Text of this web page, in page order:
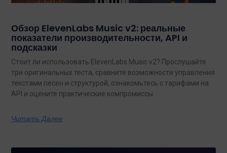
Обзор ElevenLabs Music v2: реальные
показатели производительности, API и
подсказки
Стоит ли использовать ElevenLabs Music v2? Прослушайте
три оригинальных теста, сравните возможности управления
текстами песен и структурой, ознакомьтесь с тарифами на
API и оцените практические компромиссы.
Читать Далее